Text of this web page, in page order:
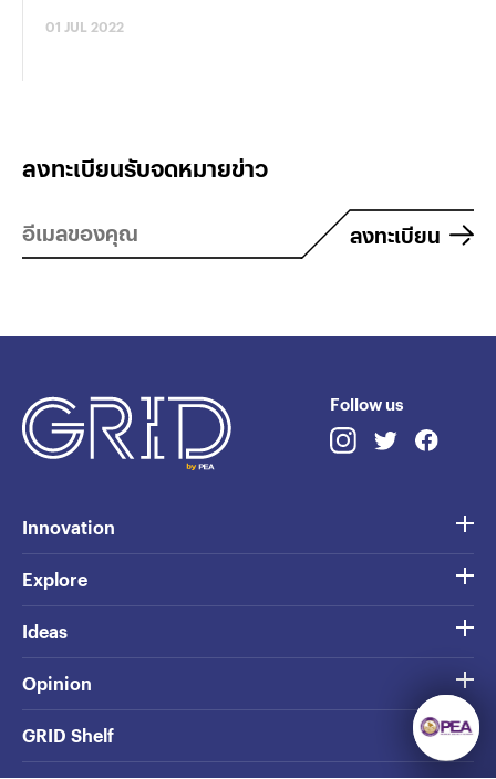
01 JUL 2022
ลงทะเบียนรับจดหมายข่าว
ลงทะเบียน
Follow us
Innovation
Explore
Ideas
Opinion
GRID Shelf